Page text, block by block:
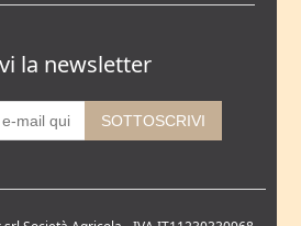
la newsletter